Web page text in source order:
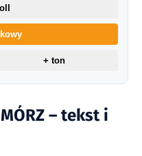
MÓRZ – tekst i
+ ton